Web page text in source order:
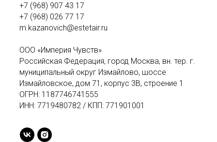
+7 (968) 907 43 17
+7 (968) 026 77 17
m.kazanovich@estetair.ru
ООО «Империя Чувств»
Российская Федерация, город Москва, вн. тер. г.
муниципальный округ Измайлово, шоссе
Измайловское, дом 71, корпус 3В, строение 1
ОГРН: 1187746741555
ИНН: 7719480782 / КПП: 771901001